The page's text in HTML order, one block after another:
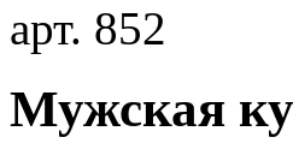
арт. 852
Мужская